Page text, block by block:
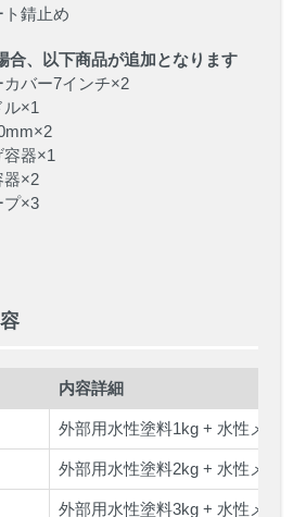
錆止め
合、以下商品が追加となります
バー7インチ×2
ル×1
×2
容器×1
器×2
プ×3
内容詳細
外部用水性塗料1kg + 水性メタル
外部用水性塗料2kg + 水性メタル
外部用水性塗料3kg + 水性メタル